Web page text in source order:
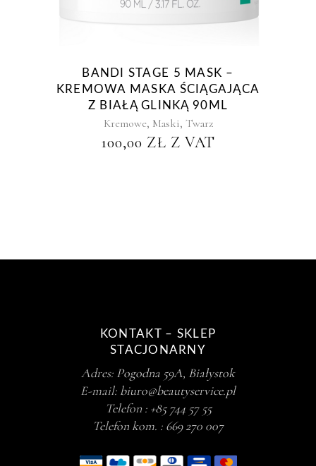
BANDI STAGE 5 MASK –
KREMOWA MASKA ŚCIĄGAJĄCA
Z BIAŁĄ GLINKĄ 90ML
Kremowe, Maski, Twarz
100,00 ZŁ Z VAT
KONTAKT – SKLEP
STACJONARNY
Adres: Pogodna 59A, Białystok
E-mail: biuro@beautyservice.pl
Telefon : +85 744 57 55
Telefon kom. : 669 270 007